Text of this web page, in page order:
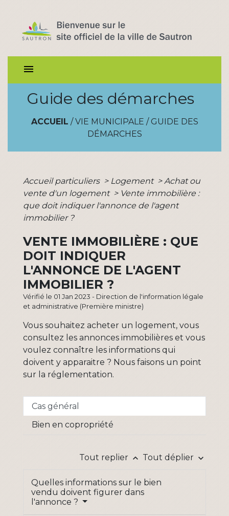
menu
Guide des démarches
ACCUEIL / VIE MUNICIPALE / GUIDE DES
DÉMARCHES
Accueil particuliers > Logement > Achat ou
vente d'un logement > Vente immobilière :
que doit indiquer l'annonce de l'agent
immobilier ?
VENTE IMMOBILIÈRE : QUE
DOIT INDIQUER
L'ANNONCE DE L'AGENT
IMMOBILIER ?
Vérifié le 01 Jan 2023 - Direction de l'information légale
et administrative (Première ministre)
Vous souhaitez acheter un logement, vous
consultez les annonces immobilières et vous
voulez connaître les informations qui
doivent y apparaitre ? Nous faisons un point
sur la réglementation.
Cas général
Bien en copropriété
Tout replier keyboard_arrow_up Tout déplier keyboard_arrow_down
Quelles informations sur le bien
vendu doivent figurer dans
l'annonce ?